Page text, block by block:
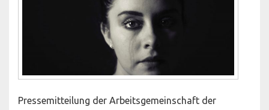
Pressemitteilung der Arbeitsgemeinschaft der